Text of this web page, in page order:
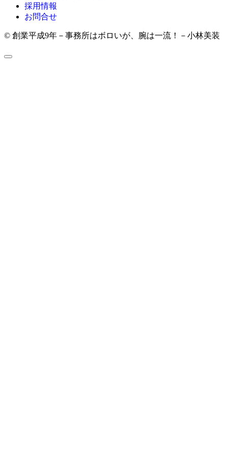
採用情報
お問合せ
© 創業平成9年－事務所はボロいが、腕は一流！－小林美装